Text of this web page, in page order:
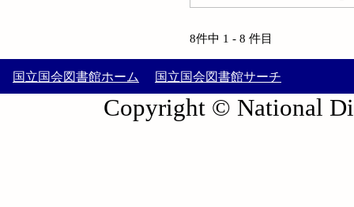
8件中 1 - 8 件目
国立国会図書館ホーム 国立国会図書館サーチ
Copyright © National